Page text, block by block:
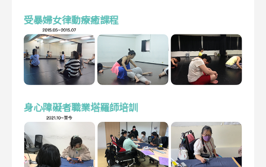
受暴婦女律動療癒課程
身心障礙者職業塔羅師培訓